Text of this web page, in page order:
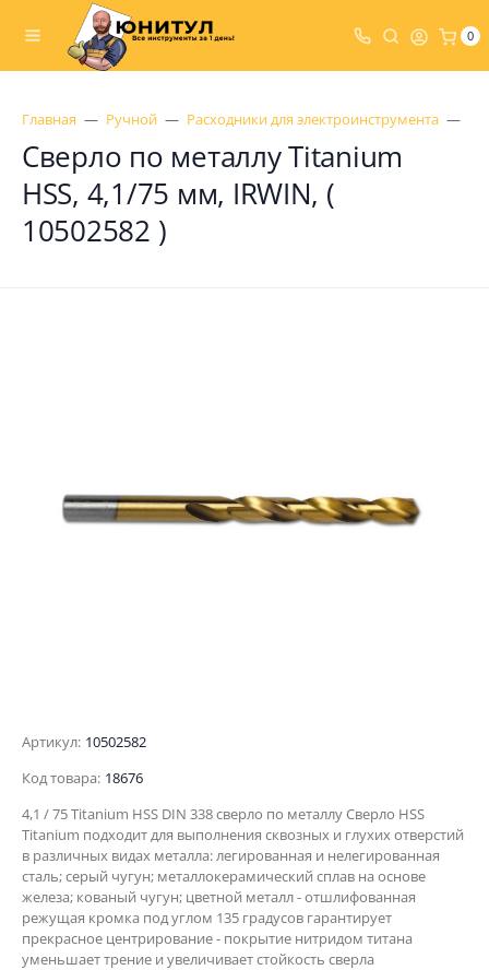
0
Главная Ручной Расходники для электроинструмента
Сверло по металлу Titanium
HSS, 4,1/75 мм, IRWIN, (
10502582 )
Артикул: 10502582
Код товара: 18676
4,1 / 75 Titanium HSS DIN 338 сверло по металлу Сверло HSS
Titanium подходит для выполнения сквозных и глухих отверстий
в различных видах металла: легированная и нелегированная
сталь; серый чугун; металлокерамический сплав на основе
железа; кованый чугун; цветной металл - отшлифованная
режущая кромка под углом 135 градусов гарантирует
прекрасное центрирование - покрытие нитридом титана
уменьшает трение и увеличивает стойкость сверла